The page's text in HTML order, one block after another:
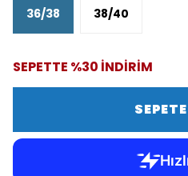
36/38 38/40
SEPETTE %30 İNDİRİM